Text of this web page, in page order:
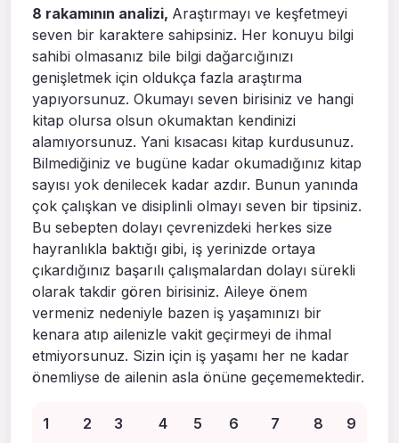
8 rakamının analizi, Araştırmayı ve keşfetmeyi
seven bir karaktere sahipsiniz. Her konuyu bilgi
sahibi olmasanız bile bilgi dağarcığınızı
genişletmek için oldukça fazla araştırma
yapıyorsunuz. Okumayı seven birisiniz ve hangi
kitap olursa olsun okumaktan kendinizi
alamıyorsunuz. Yani kısacası kitap kurdusunuz.
Bilmediğiniz ve bugüne kadar okumadığınız kitap
sayısı yok denilecek kadar azdır. Bunun yanında
çok çalışkan ve disiplinli olmayı seven bir tipsiniz.
Bu sebepten dolayı çevrenizdeki herkes size
hayranlıkla baktığı gibi, iş yerinizde ortaya
çıkardığınız başarılı çalışmalardan dolayı sürekli
olarak takdir gören birisiniz. Aileye önem
vermeniz nedeniyle bazen iş yaşamınızı bir
kenara atıp ailenizle vakit geçirmeyi de ihmal
etmiyorsunuz. Sizin için iş yaşamı her ne kadar
önemliyse de ailenin asla önüne geçememektedir.
1 2 3 4 5 6 7 8 9